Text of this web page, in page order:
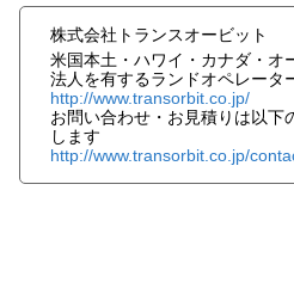
株式会社トランスオービット
米国本土・ハワイ・カナダ・オ
法人を有するランドオペレータ
http://www.transorbit.co.jp/
お問い合わせ・お見積りは以下
します
http://www.transorbit.co.jp/